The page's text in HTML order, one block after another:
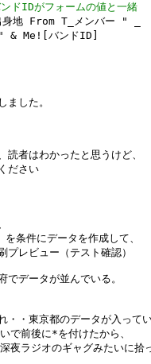
ドIDがフォームの値と一緒
From T_メンバー " _
Me![バンドID]
ました。
者はわかったと思うけど、
ださい
件にデータを作成して、
レビュー（テスト確認）
でデータが並んでいる。
・・東京都のデータが入って
で前後に*を付けたから、
夜ラジオのギャグみたいに拾